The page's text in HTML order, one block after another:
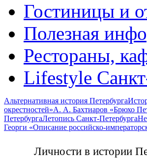
Гостиницы и
Полезная
Рестораны,
Lifestyle
Альтернативная история Петербурга
окрестностей»А. А. Бахтиаров «Брюхо
ПетербургаЛетопись Санкт-Петербурга
Георги «Описание российско-
Личности в истории